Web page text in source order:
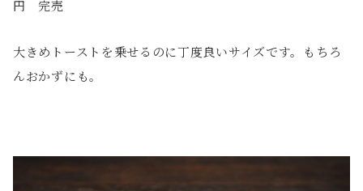
円 完売
大きめトーストを乗せるのに丁度良いサイズです。もちろ
んおかずにも。